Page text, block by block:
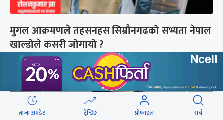
मुगल आक्रमणले तहसनहस सिम्रौनगढको सभ्यता नेपाल
खाल्डोले कसरी जोगायो ?
ताजा अपडेट ट्रेन्डिङ प्रोफाइल सर्च